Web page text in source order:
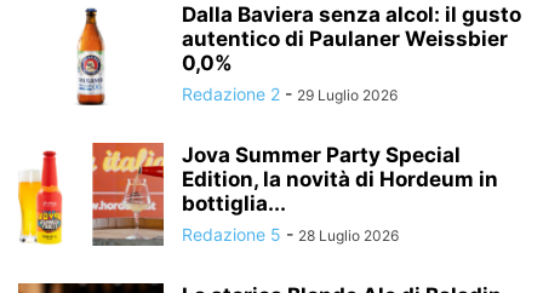
Dalla Baviera senza alcol: il gusto
autentico di Paulaner Weissbier
0,0%
Redazione 2 - 29 Luglio 2026
Jova Summer Party Special
Edition, la novità di Hordeum in
bottiglia...
Redazione 5 - 28 Luglio 2026